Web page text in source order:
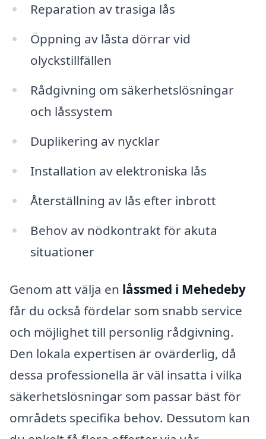
Reparation av trasiga lås
Öppning av låsta dörrar vid
olyckstillfällen
Rådgivning om säkerhetslösningar
och låssystem
Duplikering av nycklar
Installation av elektroniska lås
Återställning av lås efter inbrott
Behov av nödkontrakt för akuta
situationer
Genom att välja en låssmed i Mehedeby
får du också fördelar som snabb service
och möjlighet till personlig rådgivning.
Den lokala expertisen är ovärderlig, då
dessa professionella är väl insatta i vilka
säkerhetslösningar som passar bäst för
områdets specifika behov. Dessutom kan